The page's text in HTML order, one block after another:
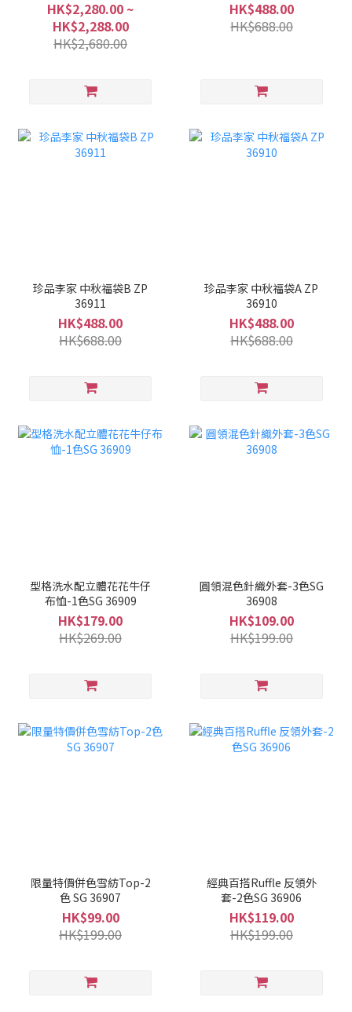
隻） - 2款（乾貨 / 浸發）
ZP 36913
HK$2,280.00 ~
HK$2,288.00
HK$2,680.00
HK$488.00
HK$688.00
珍品李家 中秋福袋B ZP
36911
HK$488.00
HK$688.00
珍品李家 中秋福袋A ZP
36910
HK$488.00
HK$688.00
型格洗水配立體花花牛仔
布恤-1色SG 36909
HK$179.00
HK$269.00
圓領混色針織外套-3色SG
36908
HK$109.00
HK$199.00
限量特價併色雪紡Top-2
色 SG 36907
HK$99.00
HK$199.00
經典百搭Ruffle 反領外
套-2色SG 36906
HK$119.00
HK$199.00